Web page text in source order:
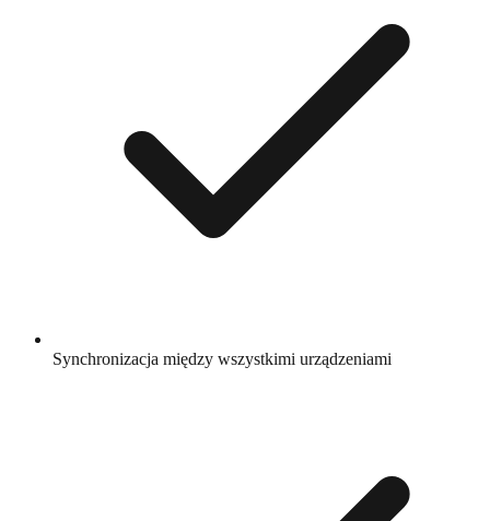
Synchronizacja między wszystkimi urządzeniami